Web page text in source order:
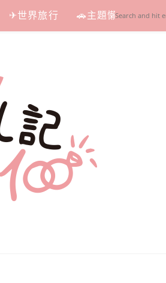
✈世界旅行 🚗主題懶人包